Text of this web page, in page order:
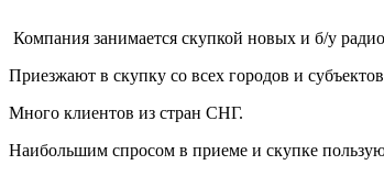
Компания занимается скупкой новых и б/у
Приезжают в скупку со всех городов и
Много клиентов из стран СНГ.
Наибольшим спросом в приеме и скупке